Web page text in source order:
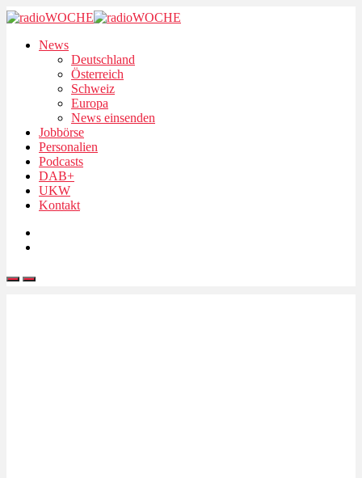
News
Deutschland
Österreich
Schweiz
Europa
News einsenden
Jobbörse
Personalien
Podcasts
DAB+
UKW
Kontakt